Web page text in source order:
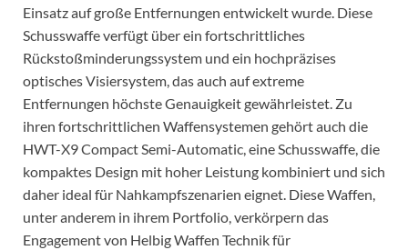
Einsatz auf große Entfernungen entwickelt wurde. Diese
Schusswaffe verfügt über ein fortschrittliches
Rückstoßminderungssystem und ein hochpräzises
optisches Visiersystem, das auch auf extreme
Entfernungen höchste Genauigkeit gewährleistet. Zu
ihren fortschrittlichen Waffensystemen gehört auch die
HWT-X9 Compact Semi-Automatic, eine Schusswaffe, die
kompaktes Design mit hoher Leistung kombiniert und sich
daher ideal für Nahkampfszenarien eignet. Diese Waffen,
unter anderem in ihrem Portfolio, verkörpern das
Engagement von Helbig Waffen Technik für